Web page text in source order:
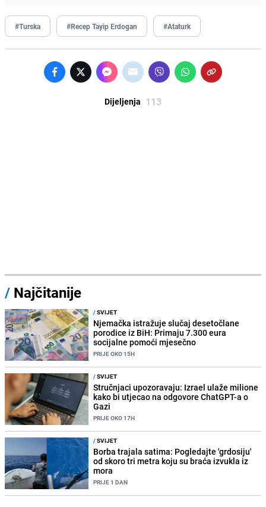
#Turska #Recep Tayip Erdogan #Ataturk
Dijeljenja 113
/ Najčitanije
/SVIJET
Njemačka istražuje slučaj desetočlane
porodice iz BiH: Primaju 7.300 eura
socijalne pomoći mjesečno
PRIJE OKO 15H
/SVIJET
Stručnjaci upozoravaju: Izrael ulaže milione
kako bi utjecao na odgovore ChatGPT-a o
Gazi
PRIJE OKO 17H
/SVIJET
Borba trajala satima: Pogledajte 'grdosiju'
od skoro tri metra koju su braća izvukla iz
mora
PRIJE 1 DAN